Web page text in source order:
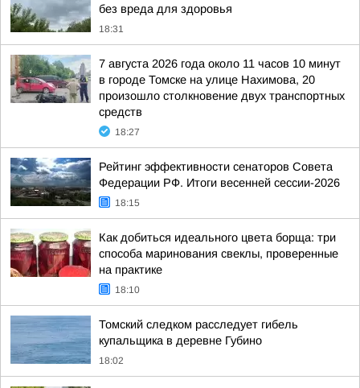
без вреда для здоровья
18:31
7 августа 2026 года около 11 часов 10 минут
в городе Томске на улице Нахимова, 20
произошло столкновение двух транспортных
средств
18:27
Рейтинг эффективности сенаторов Совета
Федерации РФ. Итоги весенней сессии-2026
18:15
Как добиться идеального цвета борща: три
способа маринования свеклы, проверенные
на практике
18:10
Томский следком расследует гибель
купальщика в деревне Губино
18:02